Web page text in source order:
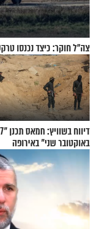
צה"ל חוקר: כיצד נכנסו
דיווח בשוויץ: חמאס תכנן "7
באוקטובר שני" באירופה